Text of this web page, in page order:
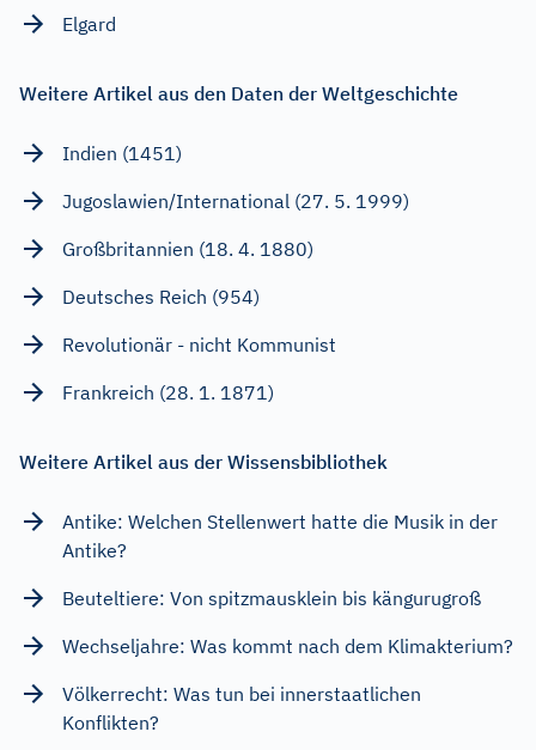
Elgard
Weitere Artikel aus den Daten der Weltgeschichte
Indien (1451)
Jugoslawien/International (27. 5. 1999)
Großbritannien (18. 4. 1880)
Deutsches Reich (954)
Revolutionär - nicht Kommunist
Frankreich (28. 1. 1871)
Weitere Artikel aus der Wissensbibliothek
Antike: Welchen Stellenwert hatte die Musik in der
Antike?
Beuteltiere: Von spitzmausklein bis kängurugroß
Wechseljahre: Was kommt nach dem Klimakterium?
Völkerrecht: Was tun bei innerstaatlichen
Konflikten?